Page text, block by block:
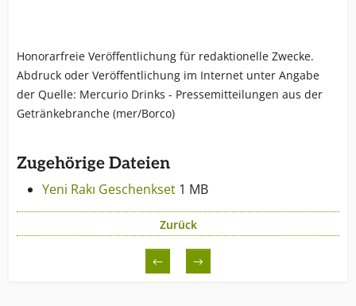
Honorarfreie Veröffentlichung für redaktionelle Zwecke.
Abdruck oder Veröffentlichung im Internet unter Angabe
der Quelle: Mercurio Drinks - Pressemitteilungen aus der
Getränkebranche (mer/Borco)
Zugehörige Dateien
Yeni Rakı Geschenkset 1 MB
Zurück
← →